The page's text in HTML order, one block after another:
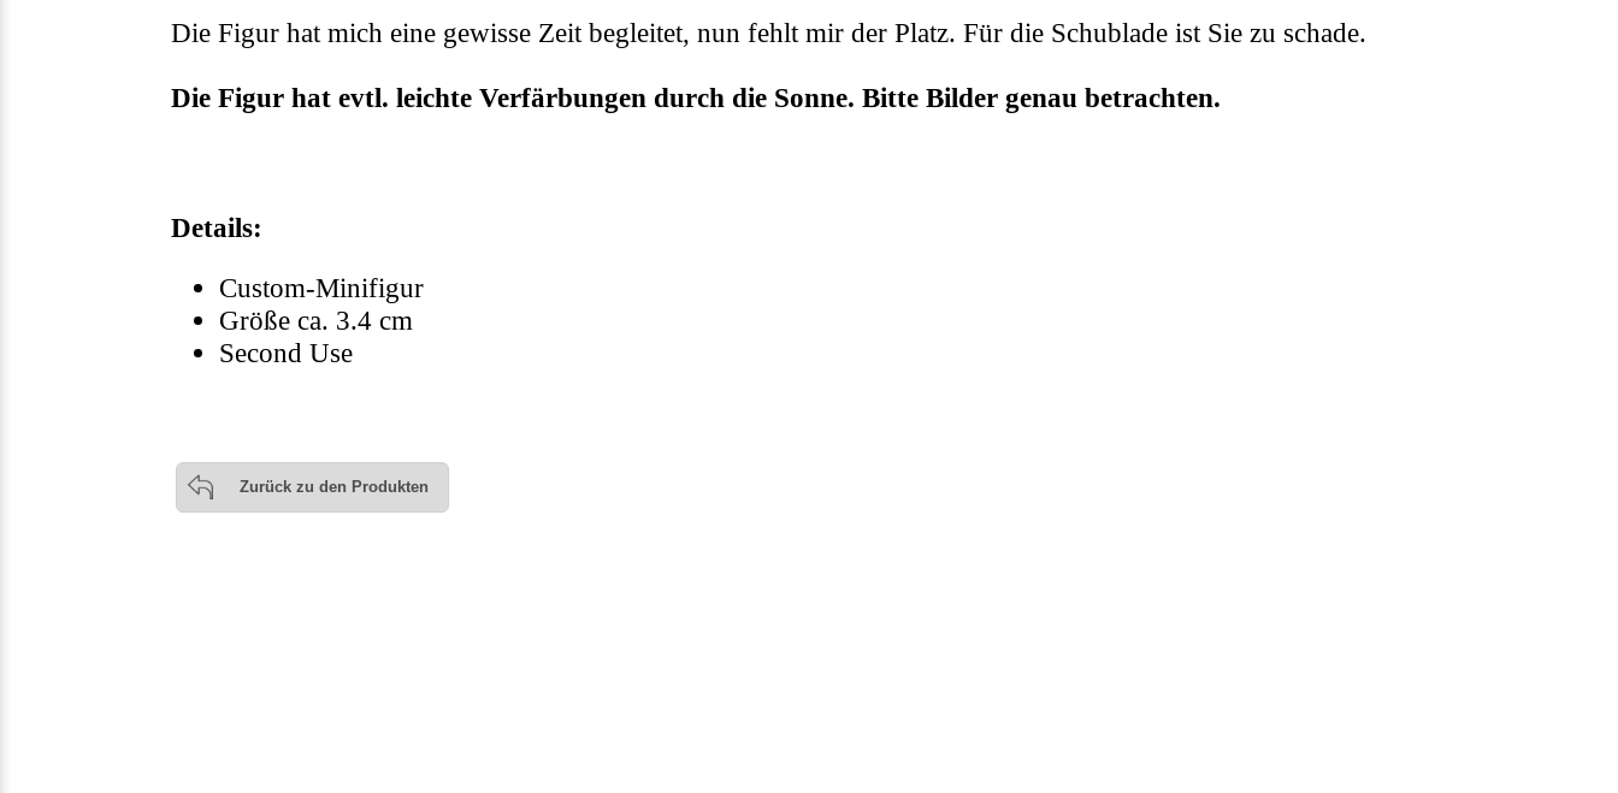
Die Figur hat mich eine gewisse Zeit begleitet, nun fehlt mir der Platz. Für die Schublade ist Sie zu schade.
Die Figur hat evtl. leichte Verfärbungen durch die Sonne. Bitte Bilder genau betrachten.
Details:
Custom-Minifigur
Größe ca. 3.4 cm
Second Use
Zurück zu den Produkten